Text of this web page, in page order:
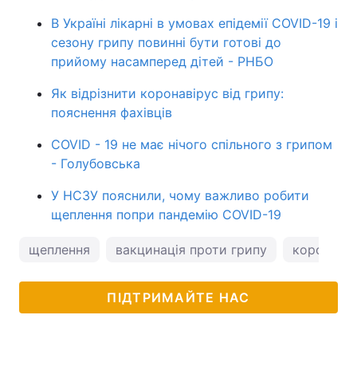
В Україні лікарні в умовах епідемії COVID-19 і
сезону грипу повинні бути готові до
прийому насамперед дітей - РНБО
Як відрізнити коронавірус від грипу:
пояснення фахівців
COVID - 19 не має нічого спільного з грипом
- Голубовська
У НСЗУ пояснили, чому важливо робити
щеплення попри пандемію COVID-19
щеплення вакцинація проти грипу
ПІДТРИМАЙТЕ НАС